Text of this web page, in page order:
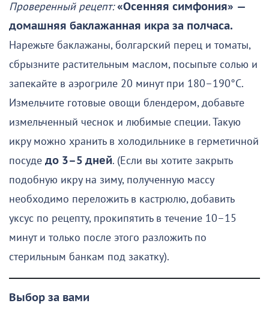
Проверенный рецепт:«Осенняя симфония» —
домашняя баклажанная икра за полчаса.
Нарежьте баклажаны, болгарский перец и томаты,
сбрызните растительным маслом, посыпьте солью и
запекайте в аэрогриле 20 минут при 180–190°C.
Измельчите готовые овощи блендером, добавьте
измельченный чеснок и любимые специи. Такую
икру можно хранить в холодильнике в герметичной
посуде до 3–5 дней. (Если вы хотите закрыть
подобную икру на зиму, полученную массу
необходимо переложить в кастрюлю, добавить
уксус по рецепту, прокипятить в течение 10–15
минут и только после этого разложить по
стерильным банкам под закатку).
Выбор за вами